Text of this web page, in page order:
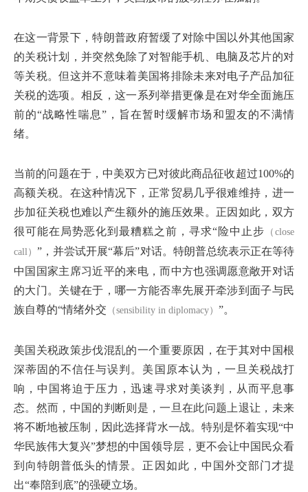
在这一背景下，特朗普政府暂缓了对除中国以外其他国家
的关税计划，并突然免除了对智能手机、电脑及芯片的对
等关税。但这并不意味着美国将排除未来对电子产品加征
关税的选项。相反，这一系列举措更像是在对华全面施压
前的“战略性喘息”，旨在暂时缓解市场和盟友的不满情
绪。
当前的问题在于，中美双方已对彼此商品征收超过100%的
高额关税。在这种情况下，正常贸易几乎很难维持，进一
步加征关税也难以产生额外的施压效果。正因如此，双方
很可能在局势恶化到最糟糕之前，寻求“险中止步 （close
call）”，并尝试开展“幕后”对话。特朗普总统表示正在等待
中国国家主席习近平的来电，而中方也强调愿意敞开对话
的大门。关键在于，哪一方能否率先展开牵涉到面子与民
族自尊的“情绪外交 （sensibility in diplomacy） ”。
美国关税政策步伐混乱的一个重要原因，在于其对中国根
深蒂固的不信任与误判。美国原本认为，一旦关税战打
响，中国将迫于压力，迅速寻求对美谈判，从而平息事
态。然而，中国的判断则是，一旦在此问题上退让，未来
将不断地被压制，因此选择背水一战。特别是怀着实现“中
华民族伟大复兴”梦想的中国领导层，更不会让中国民众看
到向特朗普低头的情景。正因如此，中国外交部门才提
出“奉陪到底”的强硬立场。